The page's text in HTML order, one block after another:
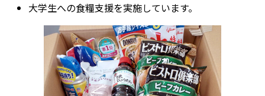
大学生への食糧支援を実施しています。